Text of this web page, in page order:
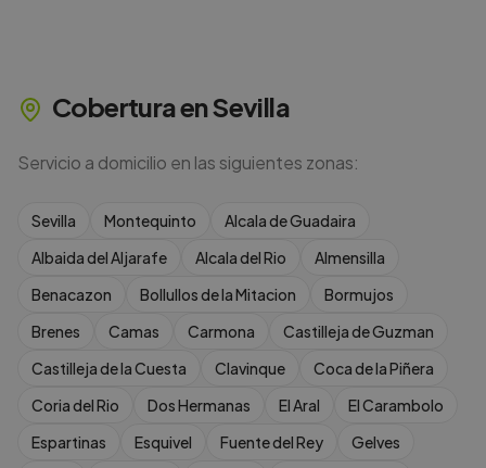
Cobertura enSevilla
Servicio a domicilio en las siguientes zonas:
Sevilla Montequinto
Alcala de Guadaira
Albaida del Aljarafe
Alcala del Rio
Almensilla
Benacazon
Bollullos de la Mitacion
Bormujos
Brenes
Camas Carmona
Castilleja de Guzman
Castilleja de la Cuesta
Clavinque
Coca de la Piñera
Coria del Rio
Dos Hermanas El Aral
El Carambolo
Espartinas
Esquivel Fuente del Rey
Gelves